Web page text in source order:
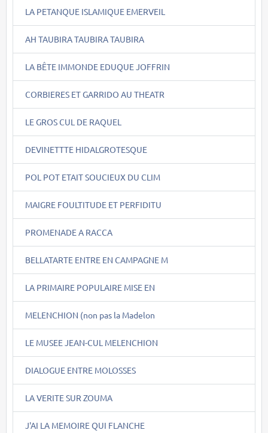
LA PETANQUE ISLAMIQUE EMERVEIL
AH TAUBIRA TAUBIRA TAUBIRA
LA BÊTE IMMONDE EDUQUE JOFFRIN
CORBIERES ET GARRIDO AU THEATR
LE GROS CUL DE RAQUEL
DEVINETTTE HIDALGROTESQUE
POL POT ETAIT SOUCIEUX DU CLIM
MAIGRE FOULTITUDE ET PERFIDITU
PROMENADE A RACCA
BELLATARTE ENTRE EN CAMPAGNE M
LA PRIMAIRE POPULAIRE MISE EN
MELENCHION (non pas la Madelon
LE MUSEE JEAN-CUL MELENCHION
DIALOGUE ENTRE MOLOSSES
LA VERITE SUR ZOUMA
J'AI LA MEMOIRE QUI FLANCHE